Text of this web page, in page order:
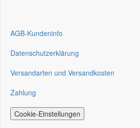
AGB-Kundeninfo
Datenschutzerklärung
Versandarten und Versandkosten
Zahlung
Cookie-Einstellungen